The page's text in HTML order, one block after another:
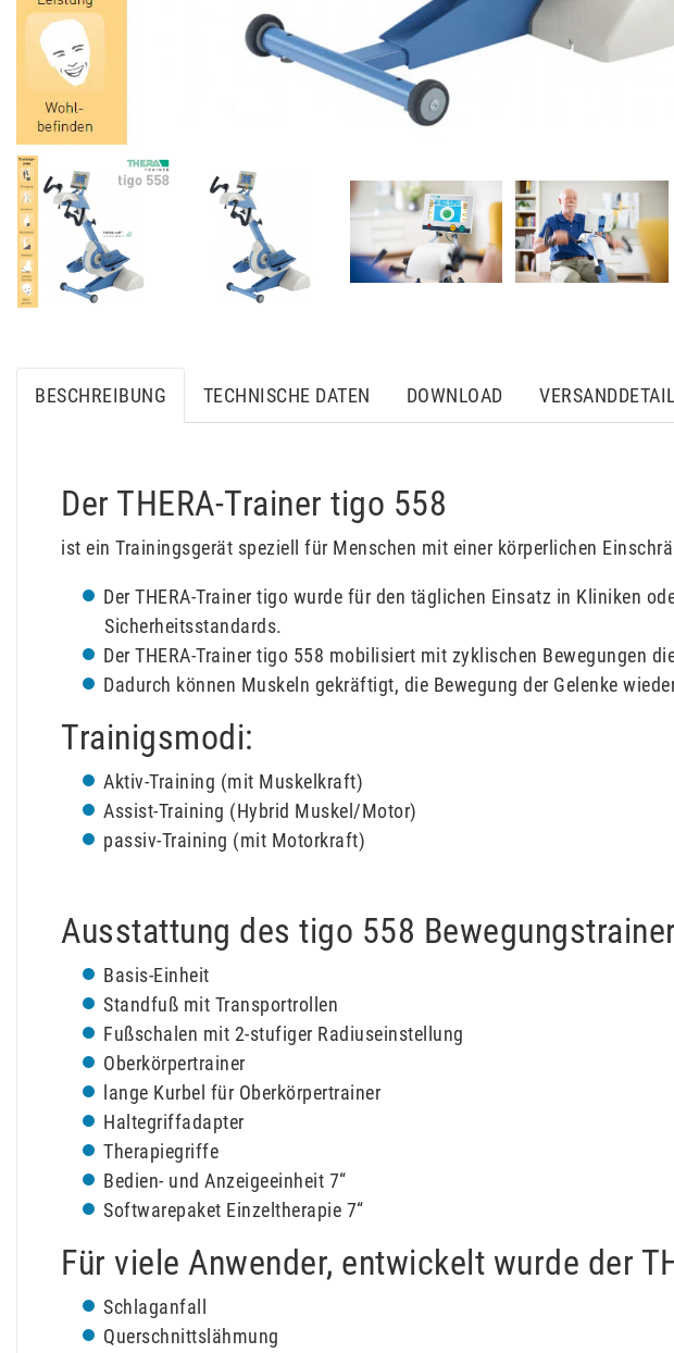
BESCHREIBUNG TECHNISCHE DATEN DOWNLOAD
Der THERA-Trainer tigo 558
ist ein Trainingsgerät speziell für Menschen mit einer körperlichen
Der THERA-Trainer tigo wurde für den täglichen Einsatz in Kliniken
Sicherheitsstandards.
Der THERA-Trainer tigo 558 mobilisiert mit zyklischen Bewegungen
Dadurch können Muskeln gekräftigt, die Bewegung der Gelenke
Trainigsmodi:
Aktiv-Training (mit Muskelkraft)
Assist-Training (Hybrid Muskel/Motor)
passiv-Training (mit Motorkraft)
Ausstattung des tigo 558 Bewegungstrainer
Basis-Einheit
Standfuß mit Transportrollen
Fußschalen mit 2-stufiger Radiuseinstellung
Oberkörpertrainer
lange Kurbel für Oberkörpertrainer
Haltegriffadapter
Therapiegriffe
Bedien- und Anzeigeeinheit 7“
Softwarepaket Einzeltherapie 7“
Für viele Anwender, entwickelt wurde der
Schlaganfall
Querschnittslähmung